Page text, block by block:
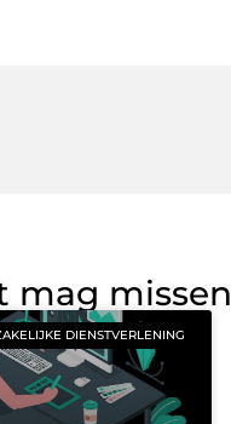
mag missen
DIENSTVERLENING